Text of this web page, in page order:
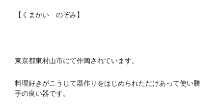
【くまがい のぞみ】
東京都東村山市にて作陶されています。
料理好きがこうじて器作りをはじめられただけあって使い勝
手の良い器です。